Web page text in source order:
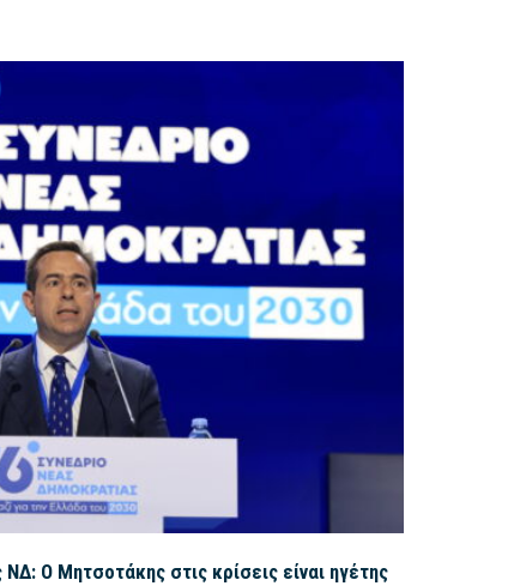
Ο Μητσοτάκης στις κρίσεις είναι ηγέτης